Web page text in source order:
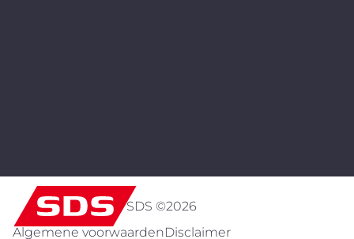
Algemene voorwaardenDisclaimer
SDS ©2026